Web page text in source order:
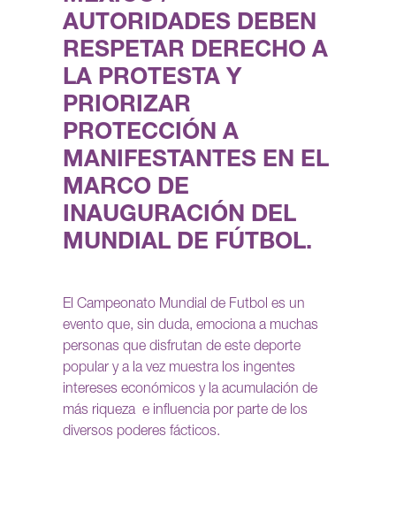
AUTORIDADES DEBEN
RESPETAR DERECHO A
LA PROTESTA Y
PRIORIZAR
PROTECCIÓN A
MANIFESTANTES EN EL
MARCO DE
INAUGURACIÓN DEL
MUNDIAL DE FÚTBOL.
El Campeonato Mundial de Futbol es un
evento que, sin duda, emociona a muchas
personas que disfrutan de este deporte
popular y a la vez muestra los ingentes
intereses económicos y la acumulación de
más riqueza e influencia por parte de los
diversos poderes fácticos.